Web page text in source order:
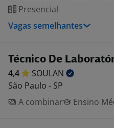
Presencial
Vagas semelhantes
Técnico De
4,4
SOULAN
São Paulo - SP
A combinar
Ensino